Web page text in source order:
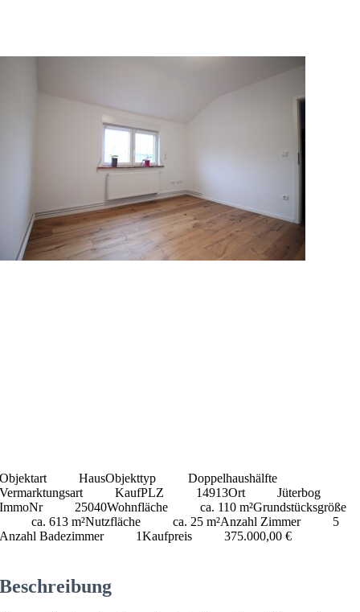
Objektart HausObjekttyp
Doppelhaushälfte
Vermarktungsart
KaufPLZ 14913Ort
Jüterbog
ImmoNr
25040Wohnfläche ca. 110 m²Grundstücksgröße
ca. 613 m²Nutzfläche ca. 25 m²Anzahl Zimmer
5
Anzahl Badezimmer
1Kaufpreis 375.000,00 €
Beschreibung